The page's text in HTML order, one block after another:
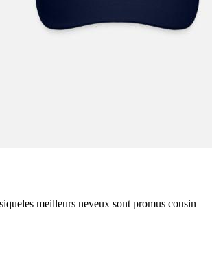
les meilleurs neveux sont promus cousin